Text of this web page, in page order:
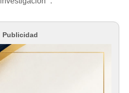
Publicidad